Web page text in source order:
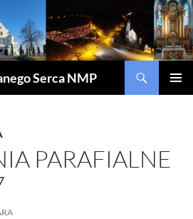
Serca NMP
PARAFIALNE